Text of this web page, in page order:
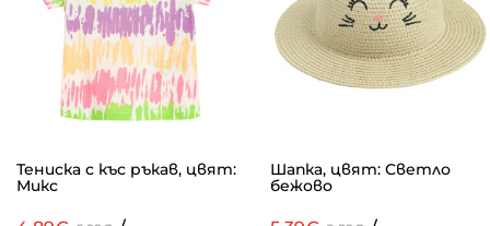
Тениска с къс ръкав, цвят:
Микс
Шапка, цвят: Светло
бежово